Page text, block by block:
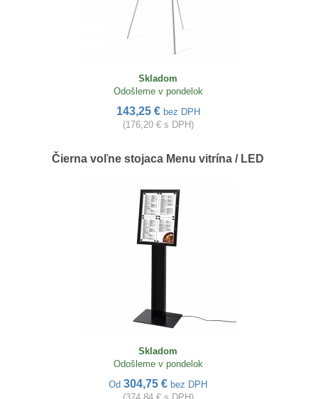
Skladom
Odošleme v pondelok
143,25 € bez DPH
(176,20 € s DPH)
Čierna voľne stojaca Menu vitrína / LED
Skladom
Odošleme v pondelok
Od 304,75 € bez DPH